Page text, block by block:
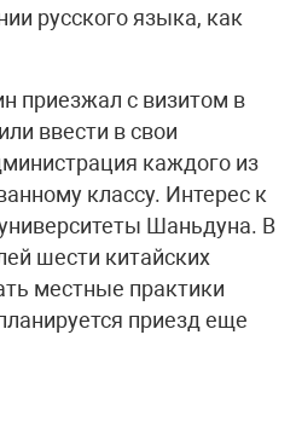
русского языка, как
приезжал с визитом в
ввести в свои
каждого из
классу. Интерес к
Шаньдуна. В
шести китайских
местные практики
приезд еще